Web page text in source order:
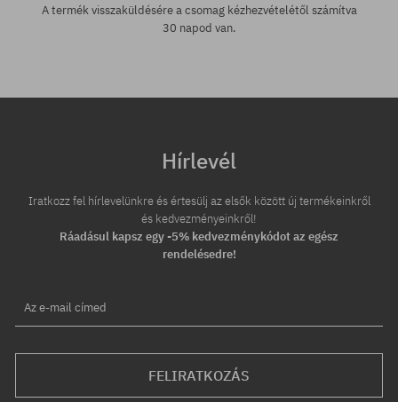
A termék visszaküldésére a csomag kézhezvételétől számítva
30 napod van.
Hírlevél
Iratkozz fel hírlevelünkre és értesülj az elsők között új termékeinkről
és kedvezményeinkről!
Ráadásul kapsz egy -5% kedvezménykódot az egész
rendelésedre!
Az e-mail címed
FELIRATKOZÁS